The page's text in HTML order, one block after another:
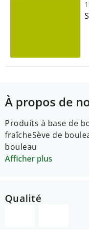
À propos de
Produits à base de
fraîcheSève de
bouleau
Afficher plus
Qualité